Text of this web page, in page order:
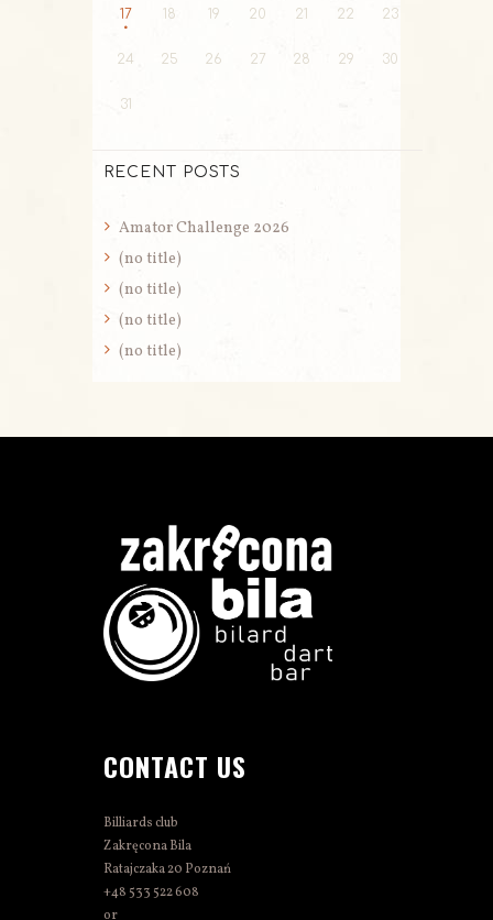
17 18 19 20 21 22 23
24 25 26 27 28 29 30
31
RECENT POSTS
Amator Challenge 2026
(no title)
(no title)
(no title)
(no title)
CONTACT US
Billiards club
Zakręcona Bila
Ratajczaka 20 Poznań
+48 533 522 608
or